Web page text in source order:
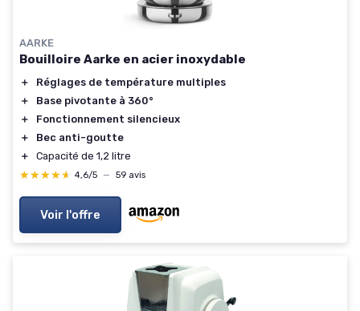
AARKE
Bouilloire Aarke en acier inoxydable
＋
Réglages de température multiples
＋
Base pivotante à 360°
＋
Fonctionnement silencieux
＋
Bec anti-goutte
＋
Capacité de 1,2 litre
★★★★★
★★★★★ 4,6/5 — 59 avis
Voir l'offre